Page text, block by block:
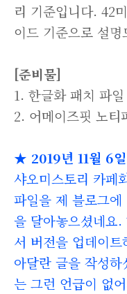
리 기준입니다. 42
이드 기준으로 설명
[준비물]
1. 한글화 패치 파일
2. 어메이즈핏 노티
★ 2019년 11월 6
샤오미스토리 카페
파일을 제 블로그
을 달아놓으셨네요
서 버전을 업데이
아달란 글을 작성
는 그런 언급이 없